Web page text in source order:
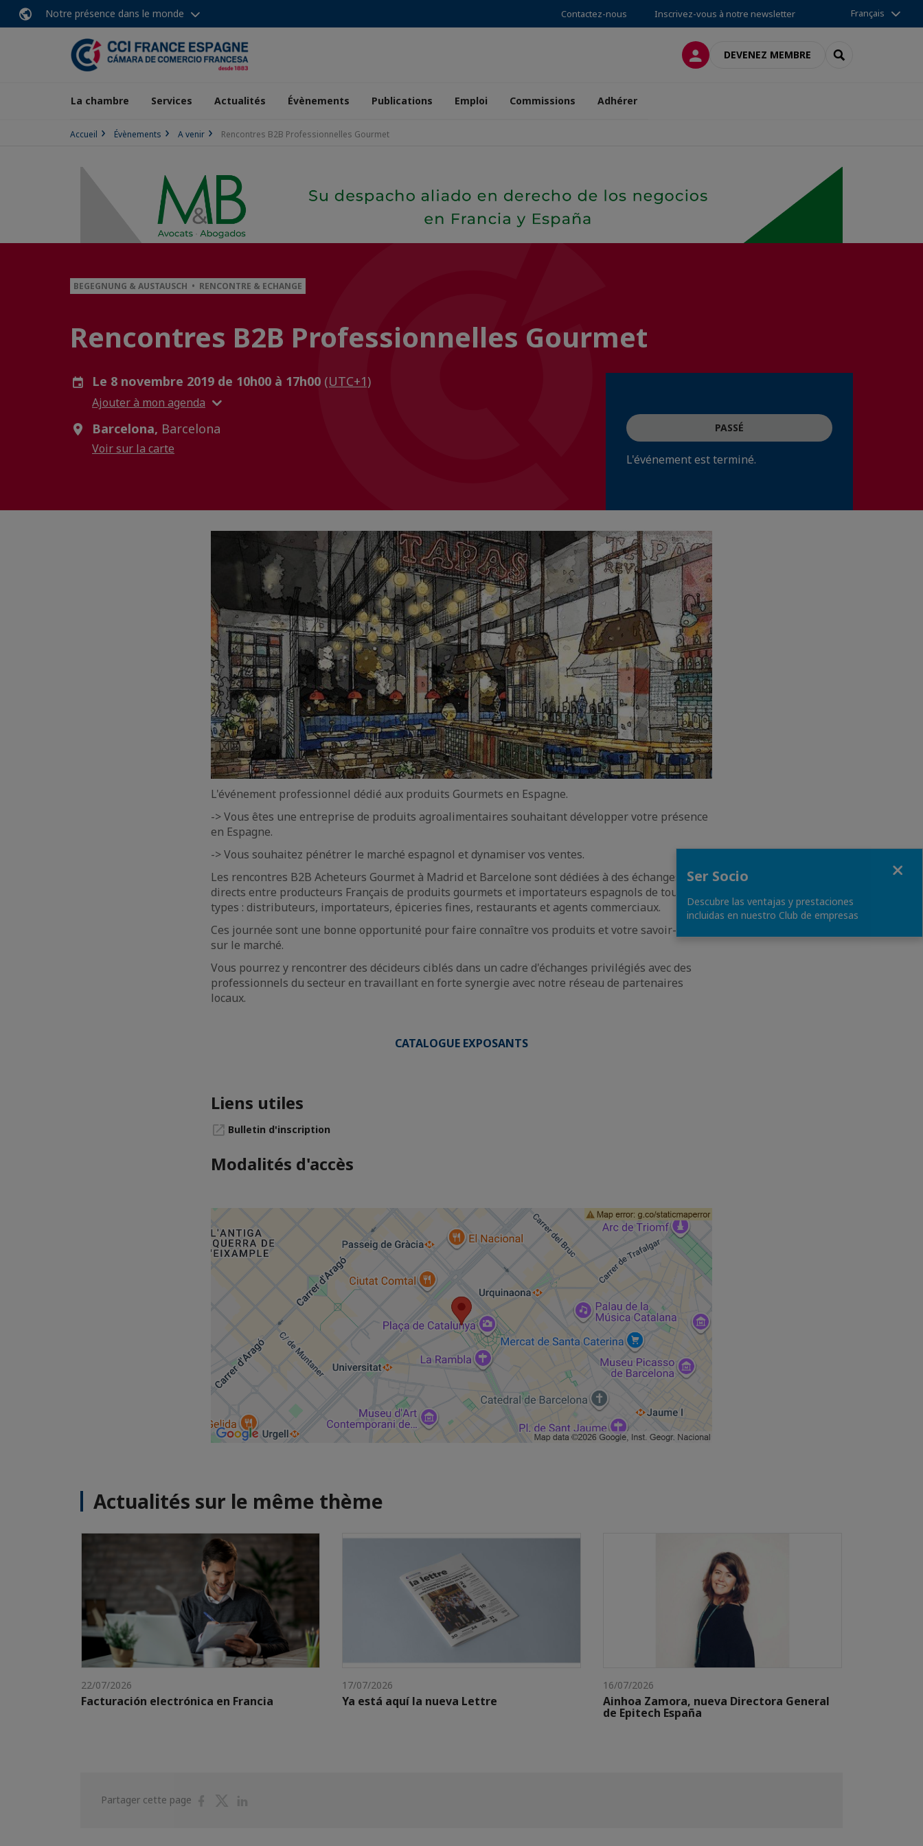
Notre présence dans le monde Contactez-nous Inscrivez-vous à notre newsletter Français
CONNEXIONDEVENEZ MEMBRE RECHERCHER
La chambre Services Actualités Évènements Publications Emploi Commissions Adhérer
Accueil Évènements A venir Rencontres B2B Professionnelles Gourmet
BEGEGNUNG & AUSTAUSCH • RENCONTRE & ECHANGE
Rencontres B2B Professionnelles Gourmet
Le 8 novembre 2019 de 10h00 à 17h00 (UTC+1)
Ajouter à mon agenda
Barcelona, Barcelona
Voir sur la carte
PASSÉ
L'événement est terminé.
L'événement professionnel dédié aux produits Gourmets en Espagne.
-> Vous êtes une entreprise de produits agroalimentaires souhaitant développer votre présence
en Espagne.
-> Vous souhaitez pénétrer le marché espagnol et dynamiser vos ventes.
Les rencontres B2B Acheteurs Gourmet à Madrid et Barcelone sont dédiées à des échanges
directs entre producteurs Français de produits gourmets et importateurs espagnols de tous
types : distributeurs, importateurs, épiceries fines, restaurants et agents commerciaux.
Ces journée sont une bonne opportunité pour faire connaître vos produits et votre savoir-faire
sur le marché.
Vous pourrez y rencontrer des décideurs ciblés dans un cadre d'échanges privilégiés avec des
professionnels du secteur en travaillant en forte synergie avec notre réseau de partenaires
locaux.
CATALOGUE EXPOSANTS
Liens utiles
Bulletin d'inscription
Modalités d'accès
Actualités sur le même thème
22/07/2026
Facturación electrónica en Francia
17/07/2026
Ya está aquí la nueva Lettre
16/07/2026
Ainhoa Zamora, nueva Directora General
de Epitech España
Partager cette page
PartagerPartager
Ser Socio
Descubre las ventajas y prestaciones
incluidas en nuestro Club de empresas